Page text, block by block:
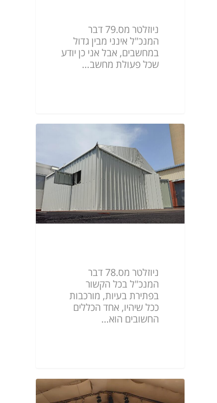
ניוזלטר מס.79 דבר
המנכ"ל אינני מבין גדול
במחשבים, אבל אני כן יודע
שכל פעולת מחשב…
ניוזלטר מס.78 דבר
המנכ"ל בכל הקשור
בפתירת בעיות, מורכבות
ככל שיהיו, אחד הכללים
החשובים הוא…